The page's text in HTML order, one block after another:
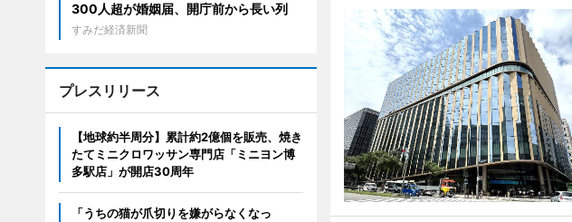
300人超が婚姻届、開庁前から長い列
すみだ経済新聞
プレスリリース
【地球約半周分】累計約2億個を販売、焼き
たてミニクロワッサン専門店「ミニヨン博
多駅店」が開店30周年
「うちの猫が爪切りを嫌がらなくなっ